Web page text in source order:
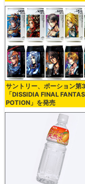
サントリー、ポーション第
「DISSIDIA FINAL
POTION」を発売